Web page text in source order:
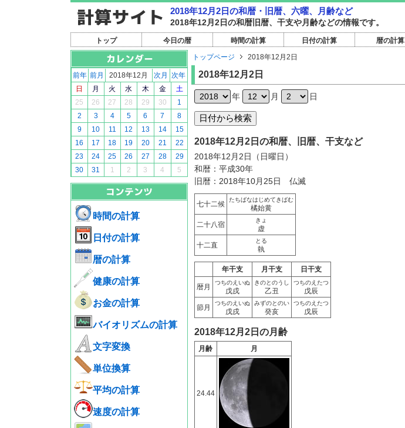
2018年12月2日の和暦・旧暦、六曜、月齢など
2018年12月2日の和暦旧暦、干支や月齢などの情報です。
トップ 今日の暦 時間の計算 日付の計算 暦の計算
前年 前月 2018年12月 次月
次年
日
月 火 水 木 金
土
25
26 27 28 29 30
1
2
3 4 5 6 7
8
9
10 11 12 13 14
15
16
17 18 19 20 21
22
23
24 25 26 27 28
29
30
31 1 2 3 4 5
時間の計算
日付の計算
暦の計算
健康の計算
お金の計算
バイオリズムの計算
文字変換
単位換算
平均の計算
速度の計算
トップページ 2018年12月2日
2018年12月2日
年 月 日
2018年12月2日の和暦、旧暦、干支など
2018年12月2日（日曜日）
和暦：平成30年
旧暦：2018年10月25日 仏滅
七十二候
たちばなはじめてきばむ
橘始黄
二十八宿
きょ
虚
十二直
とる
執
年干支 月干支 日干支
暦月
つちのえいぬ
戊戌
きのとのうし
乙丑
つちのえたつ
戊辰
節月
つちのえいぬ
戊戌
みずのとのい
癸亥
つちのえたつ
戊辰
2018年12月2日の月齢
月齢 月
24.44